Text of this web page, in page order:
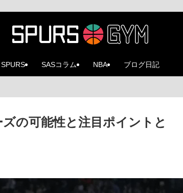
SPURS SASコラム NBA ブログ日記
の可能性と注目ポイントと